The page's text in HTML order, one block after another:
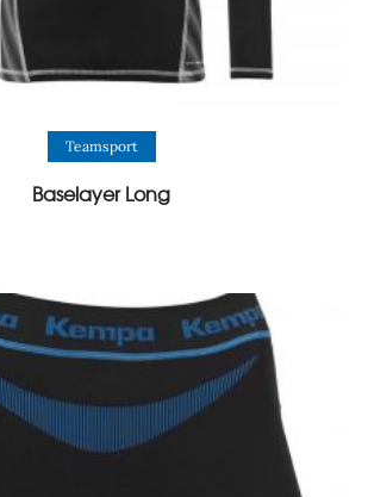
View Product
Teamsport
Baselayer Long